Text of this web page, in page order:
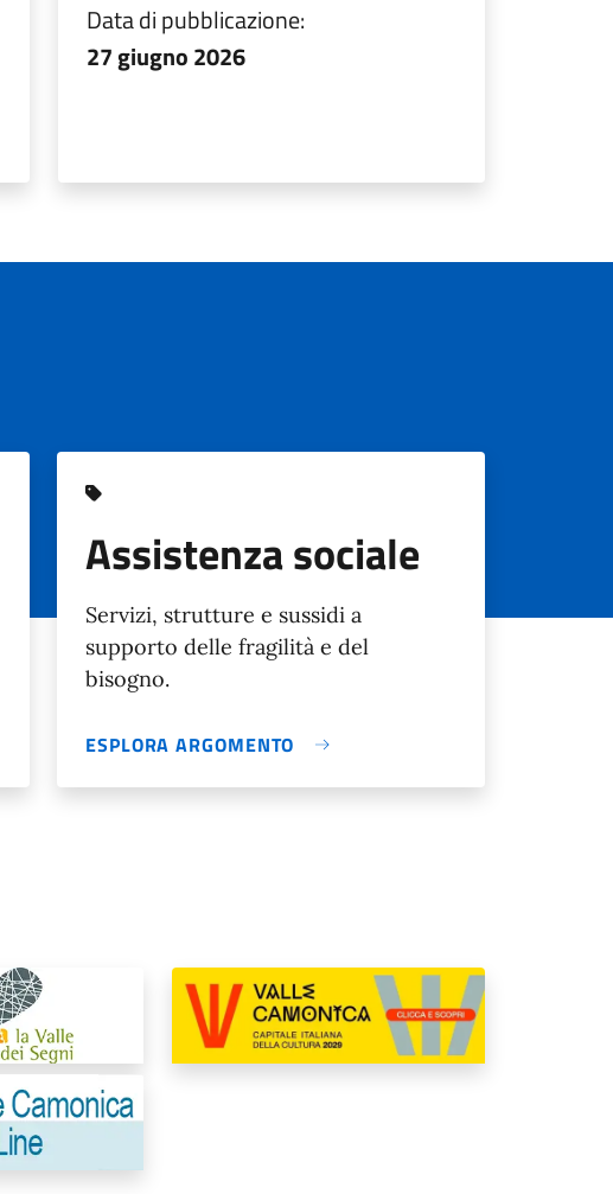
Data di pubblicazione:
27 giugno 2026
Assistenza sociale
Servizi, strutture e sussidi a
supporto delle fragilità e del
bisogno.
ESPLORA ARGOMENTO